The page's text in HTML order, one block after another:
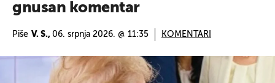
gnusan komentar
Piše V. S., 06. srpnja 2026. @ 11:35 KOMENTARI